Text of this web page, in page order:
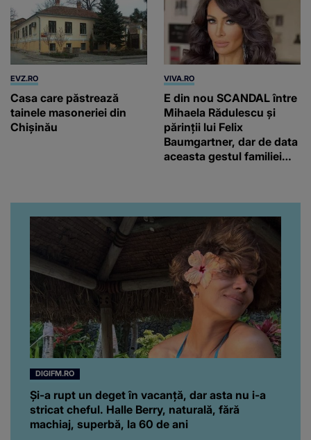
EVZ.RO
Casa care păstrează
tainele masoneriei din
Chişinău
VIVA.RO
E din nou SCANDAL între
Mihaela Rădulescu și
părinții lui Felix
Baumgartner, dar de data
aceasta gestul familiei
noastră! Fostei
prezentatoare nici că-i
vine să creadă că s-a
ajuns până aici, dar e
adevărat, au făcut-o și pe
asta! Și ce a ieșit la iveală
ar fi prea mult pentru
oricine: "Cu… mine, fata
româncă...”
DIGIFM.RO
Și-a rupt un deget în vacanță, dar asta nu i-a
stricat cheful. Halle Berry, naturală, fără
machiaj, superbă, la 60 de ani